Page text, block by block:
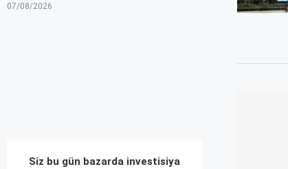
07/08/2026
Siz bu gün bazarda investisiya